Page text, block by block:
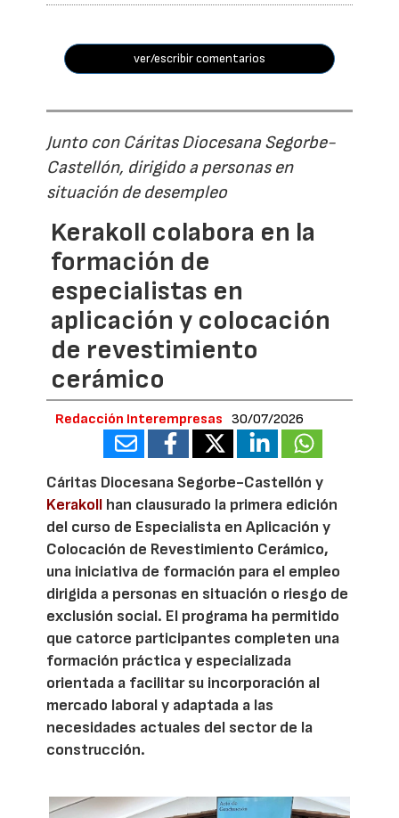
ver/escribir comentarios
Junto con Cáritas Diocesana Segorbe-
Castellón, dirigido a personas en
situación de desempleo
Kerakoll colabora en la
formación de
especialistas en
aplicación y colocación
de revestimiento
cerámico
Redacción Interempresas 30/07/2026
Cáritas Diocesana Segorbe-Castellón y
Kerakoll han clausurado la primera edición
del curso de Especialista en Aplicación y
Colocación de Revestimiento Cerámico,
una iniciativa de formación para el empleo
dirigida a personas en situación o riesgo de
exclusión social. El programa ha permitido
que catorce participantes completen una
formación práctica y especializada
orientada a facilitar su incorporación al
mercado laboral y adaptada a las
necesidades actuales del sector de la
construcción.